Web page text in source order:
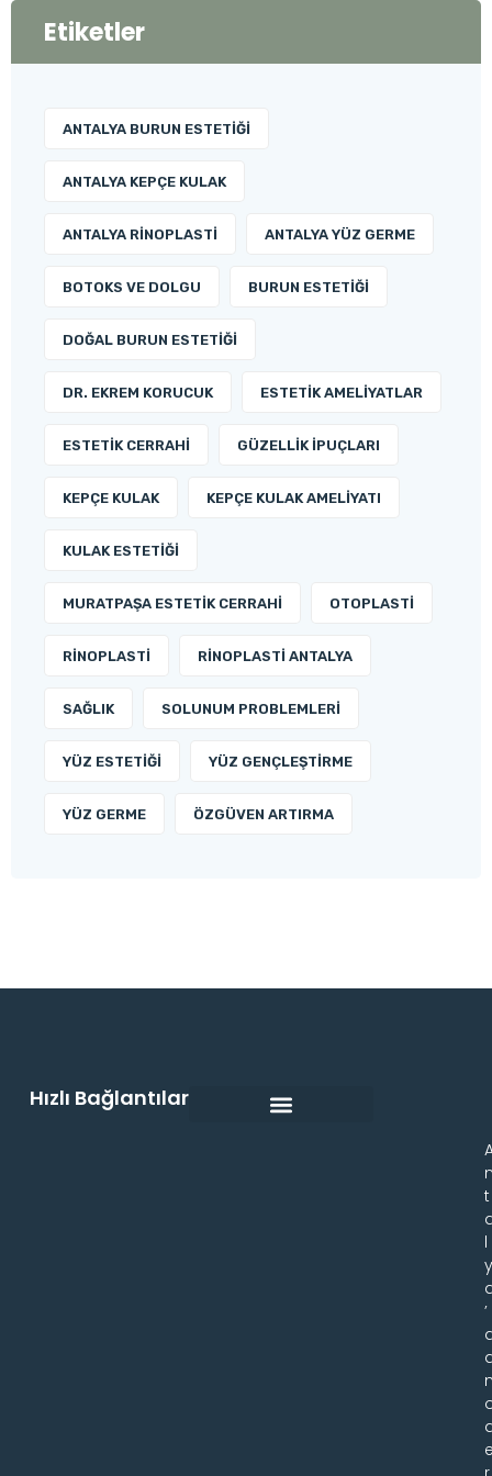
Etiketler
ANTALYA BURUN ESTETIĞI
ANTALYA KEPÇE KULAK
ANTALYA RINOPLASTI ANTALYA YÜZ GERME
BOTOKS VE DOLGU BURUN ESTETIĞI
DOĞAL BURUN ESTETIĞI
DR. EKREM KORUCUK ESTETIK AMELIYATLAR
ESTETIK CERRAHI GÜZELLIK İPUÇLARI
KEPÇE KULAK KEPÇE KULAK AMELIYATI
KULAK ESTETIĞI
MURATPAŞA ESTETIK CERRAHI OTOPLASTI
RINOPLASTI RINOPLASTI ANTALYA
SAĞLIK SOLUNUM PROBLEMLERI
YÜZ ESTETIĞI YÜZ GENÇLEŞTIRME
YÜZ GERME ÖZGÜVEN ARTIRMA
t
l
’
Hızlı Bağlantılar